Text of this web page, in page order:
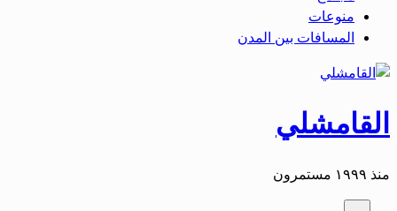
منوعات
المسافات بين المدن
القامشلي
منذ ١٩٩٩ مستمرون